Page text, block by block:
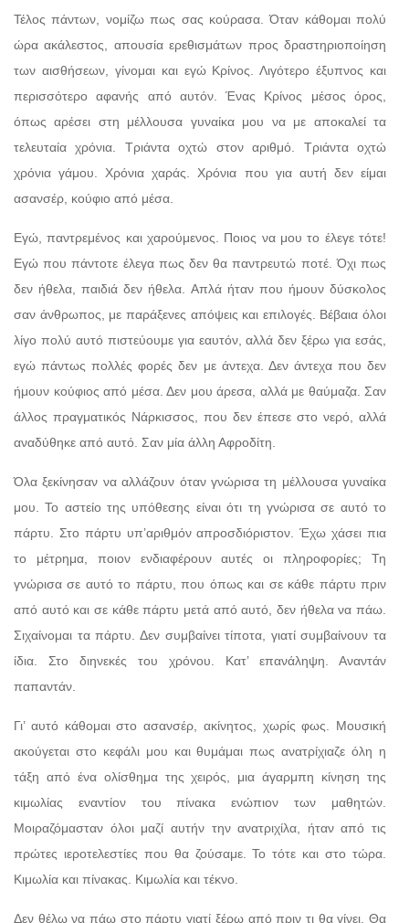
Τέλος πάντων, νομίζω πως σας κούρασα. Όταν κάθομαι πολύ
ώρα ακάλεστος, απουσία ερεθισμάτων προς δραστηριοποίηση
των αισθήσεων, γίνομαι και εγώ Κρίνος. Λιγότερο έξυπνος και
περισσότερο αφανής από αυτόν. Ένας Κρίνος μέσος όρος,
όπως αρέσει στη μέλλουσα γυναίκα μου να με αποκαλεί τα
τελευταία χρόνια. Τριάντα οχτώ στον αριθμό. Τριάντα οχτώ
χρόνια γάμου. Χρόνια χαράς. Χρόνια που για αυτή δεν είμαι
ασανσέρ, κούφιο από μέσα.
Εγώ, παντρεμένος και χαρούμενος. Ποιος να μου το έλεγε τότε!
Εγώ που πάντοτε έλεγα πως δεν θα παντρευτώ ποτέ. Όχι πως
δεν ήθελα, παιδιά δεν ήθελα. Απλά ήταν που ήμουν δύσκολος
σαν άνθρωπος, με παράξενες απόψεις και επιλογές. Βέβαια όλοι
λίγο πολύ αυτό πιστεύουμε για εαυτόν, αλλά δεν ξέρω για εσάς,
εγώ πάντως πολλές φορές δεν με άντεχα. Δεν άντεχα που δεν
ήμουν κούφιος από μέσα. Δεν μου άρεσα, αλλά με θαύμαζα. Σαν
άλλος πραγματικός Νάρκισσος, που δεν έπεσε στο νερό, αλλά
αναδύθηκε από αυτό. Σαν μία άλλη Αφροδίτη.
Όλα ξεκίνησαν να αλλάζουν όταν γνώρισα τη μέλλουσα γυναίκα
μου. Το αστείο της υπόθεσης είναι ότι τη γνώρισα σε αυτό το
πάρτυ. Στο πάρτυ υπ’αριθμόν απροσδιόριστον. Έχω χάσει πια
το μέτρημα, ποιον ενδιαφέρουν αυτές οι πληροφορίες; Τη
γνώρισα σε αυτό το πάρτυ, που όπως και σε κάθε πάρτυ πριν
από αυτό και σε κάθε πάρτυ μετά από αυτό, δεν ήθελα να πάω.
Σιχαίνομαι τα πάρτυ. Δεν συμβαίνει τίποτα, γιατί συμβαίνουν τα
ίδια. Στο διηνεκές του χρόνου. Κατ’ επανάληψη. Αναντάν
παπαντάν.
Γι’ αυτό κάθομαι στο ασανσέρ, ακίνητος, χωρίς φως. Μουσική
ακούγεται στο κεφάλι μου και θυμάμαι πως ανατρίχιαζε όλη η
τάξη από ένα ολίσθημα της χειρός, μια άγαρμπη κίνηση της
κιμωλίας εναντίον του πίνακα ενώπιον των μαθητών.
Μοιραζόμασταν όλοι μαζί αυτήν την ανατριχίλα, ήταν από τις
πρώτες ιεροτελεστίες που θα ζούσαμε. Το τότε και στο τώρα.
Κιμωλία και πίνακας. Κιμωλία και τέκνο.
Δεν θέλω να πάω στο πάρτυ γιατί ξέρω από πριν τι θα γίνει. Θα